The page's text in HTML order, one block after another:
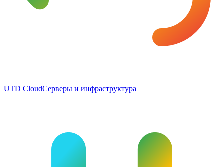
UTD CloudСерверы и инфраструктура